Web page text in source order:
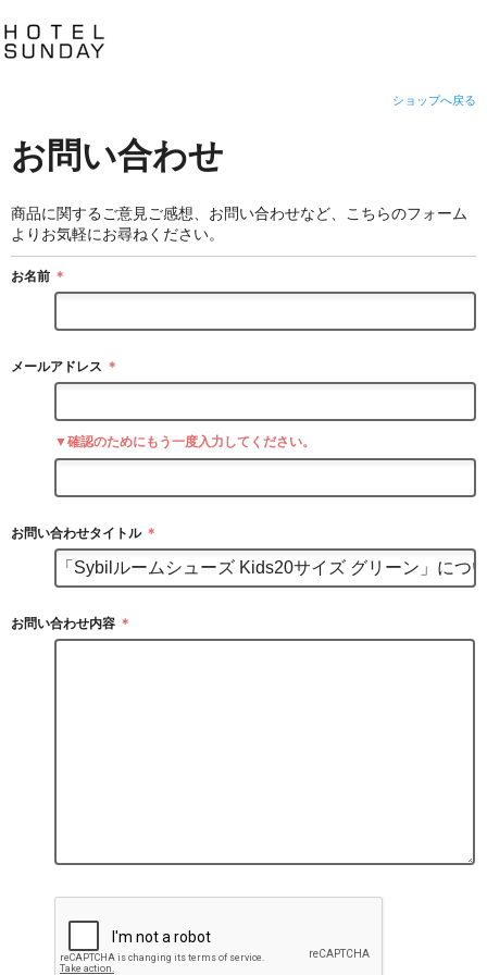
ショップへ戻る
お問い合わせ
商品に関するご意見ご感想、お問い合わせなど、こちらのフォーム
よりお気軽にお尋ねください。
お名前 ＊
メールアドレス ＊
▼確認のためにもう一度入力してください。
お問い合わせタイトル ＊
お問い合わせ内容 ＊